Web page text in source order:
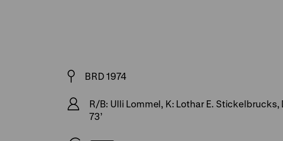
BRD 1974
R/B: Ulli Lommel, K: Lothar E. Stickelbrucks,
73’